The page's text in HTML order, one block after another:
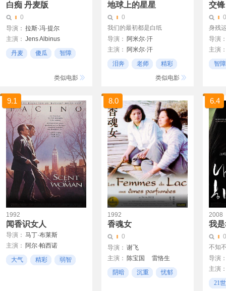
白痴 丹麦版
0
导演： 拉斯·冯·提尔
主演： Jens Albinus
Nikolaj Lie Kaas
丹麦 傻瓜 智障
类似电影
地球上的星星
0
我们的最初都是白纸
导演： 阿米尔·汗
主演： 阿米尔·汗
塔奈·切赫达
泪奔 老师
精彩
类似电影
交锋
0
身残
导演
主演
杨若智障
9.1
1992
闻香识女人
导演： 马丁·布莱斯
主演： 阿尔·帕西诺
克里斯·奥唐纳
大气 精彩 弱智
8.0
1992
香魂女
0
导演： 谢飞
主演： 陈宝国
雷恪生
斯琴高娃
伍宇娟
阴暗 沉重 忧郁
6.4
2008
我
0
不知
导演
主演
21